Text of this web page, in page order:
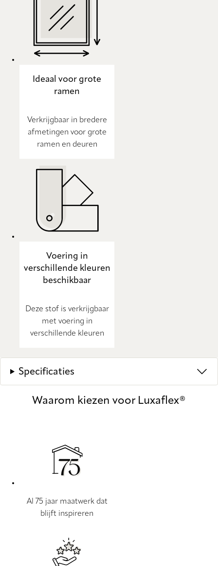
Ideaal voor grote
ramen
Verkrijgbaar in bredere
afmetingen voor grote
ramen en deuren
Voering in
verschillende kleuren
beschikbaar
Deze stof is verkrijgbaar
met voering in
verschillende kleuren
Specificaties
Waarom kiezen voor Luxaflex®
Al 75 jaar maatwerk dat
blijft inspireren